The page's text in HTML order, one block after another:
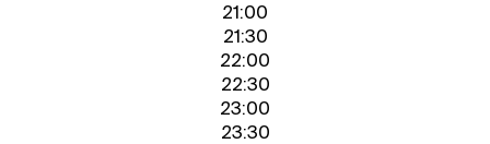
21:00
21:30
22:00
22:30
23:00
23:30